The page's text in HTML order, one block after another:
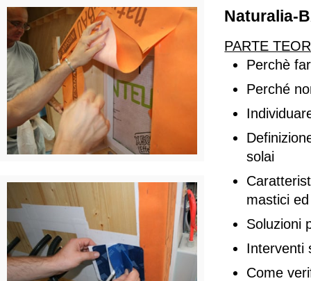
Naturalia-
PARTE
Perchè
Perché
solai
mastici
Soluzioni
Interventi
Come